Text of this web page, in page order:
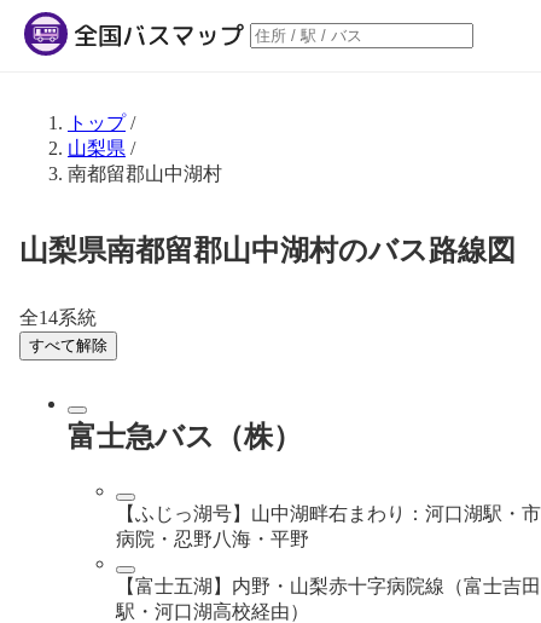
トップ/
山梨県 /
南都留郡山中湖村
山梨県南都留郡山中湖村のバス路線図
全14系統
すべて解除
富士急バス（株）
【ふじっ湖号】山中湖畔右まわり：河口湖駅・
病院・忍野八海・平野
【富士五湖】内野・山梨赤十字病院線（富士吉田
駅・河口湖高校経由）